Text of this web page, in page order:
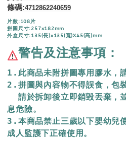
條碼:4712862240659
片數:108片
拼圖尺寸:257x182mm
外盒尺寸:135(長)x135(寬)X45(高)mm
警告及注意事項：
1.此商品未附拼圖專用膠水，
2.拼圖與內容物不得誤食，包
  請於拆卸後立即銷毀丟棄，
息危險。
3.本商品禁止三歲以下嬰幼兒
成人監護下正確使用。